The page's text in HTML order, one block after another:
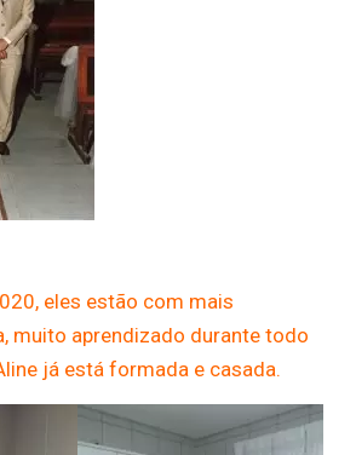
eles estão com mais
muito aprendizado durante todo
já está formada e casada.